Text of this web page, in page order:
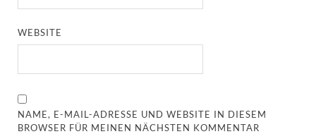
WEBSITE
NAME, E-MAIL-ADRESSE UND WEBSITE IN DIESEM
BROWSER FÜR MEINEN NÄCHSTEN KOMMENTAR